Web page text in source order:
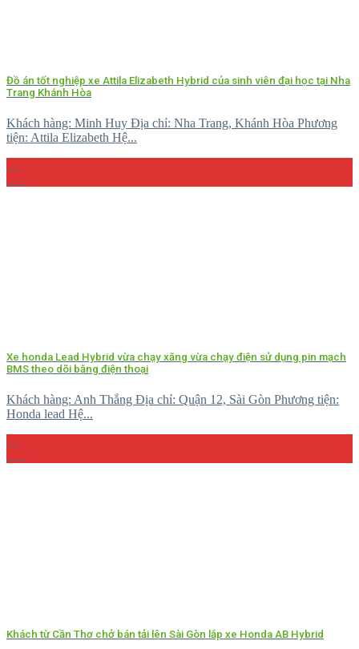
Đồ án tốt nghiệp xe Attila Elizabeth Hybrid của sinh viên đại học tại Nha
Trang Khánh Hòa
Khách hàng: Minh Huy Địa chỉ: Nha Trang, Khánh Hòa Phương
tiện: Attila Elizabeth Hệ...
Xe honda Lead Hybrid vừa chạy xăng vừa chạy điện sử dụng pin mạch
BMS theo dõi bằng điện thoại
Khách hàng: Anh Thắng Địa chỉ: Quận 12, Sài Gòn Phương tiện:
Honda lead Hệ...
Khách từ Cần Thơ chở bán tải lên Sài Gòn lắp xe Honda AB Hybrid